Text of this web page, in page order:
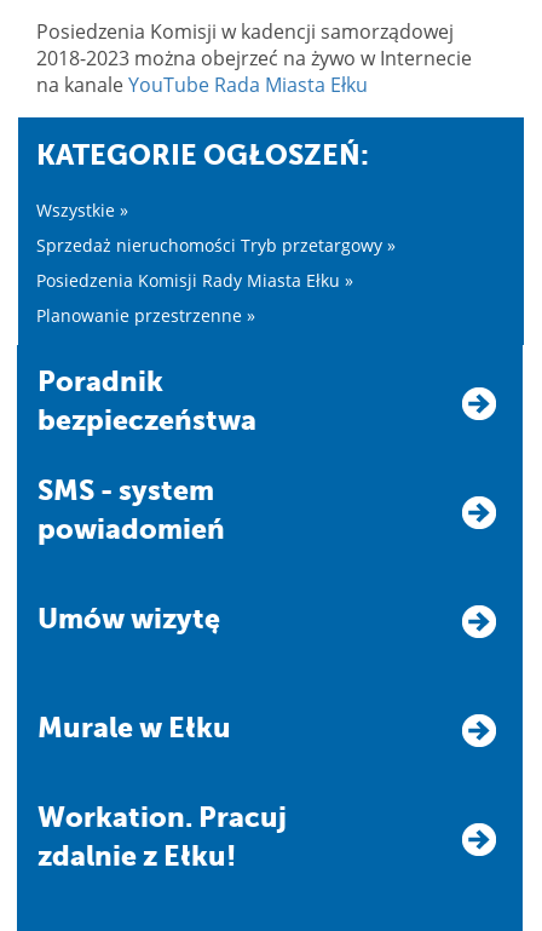
Posiedzenia Komisji w kadencji samorządowej
2018-2023 można obejrzeć na żywo w Internecie
na kanaleYouTube Rada Miasta Ełku
KATEGORIE OGŁOSZEŃ:
Wszystkie »
Sprzedaż nieruchomości Tryb przetargowy »
Posiedzenia Komisji Rady Miasta Ełku »
Planowanie przestrzenne »
Poradnik
bezpieczeństwa
SMS - system
powiadomień
Umów wizytę
Murale w Ełku
Workation. Pracuj
zdalnie z Ełku!